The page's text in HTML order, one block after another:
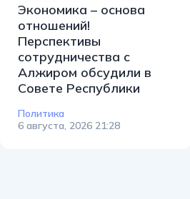
Экономика – основа
отношений!
Перспективы
сотрудничества с
Алжиром обсудили в
Совете Республики
Политика
6 августа, 2026 21:28